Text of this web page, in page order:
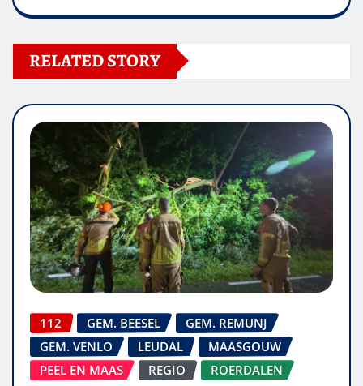
RELATED STORY
112 GEM. BEESEL
GEM. REMUNJ
GEM. VENLO
LEUDAL
MAASGOUW
PEEL EN MAAS
REGIO ROERDALEN